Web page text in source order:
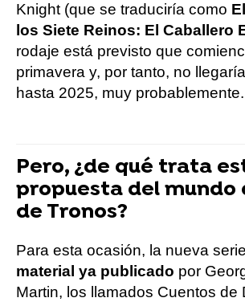
Knight (que se traduciría como
los Siete Reinos: El Caballero
rodaje está previsto que
primavera y, por tanto, no
hasta 2025, muy probablemente.
Pero, ¿de qué trata
propuesta del mundo
de Tronos?
Para esta ocasión, la nueva
material ya publicado por
Martin, los llamados Cuentos de